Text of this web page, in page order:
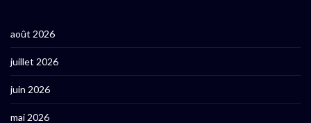
août 2026
juillet 2026
juin 2026
mai 2026